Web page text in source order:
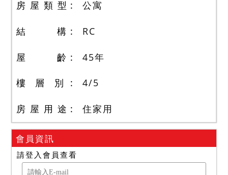
房 屋 類 型 公寓
結 構 RC
屋 齡 45年
樓 層 別 4/5
房 屋 用 途 住家用
會員資訊
請登入會員查看